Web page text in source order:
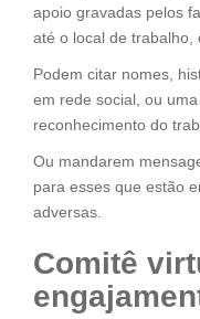
apoio gravadas pelos
até o local de trabalho,
Podem citar nomes,
em rede social, ou
reconhecimento do
Ou mandarem
para esses que estão
adversas.
Comitê